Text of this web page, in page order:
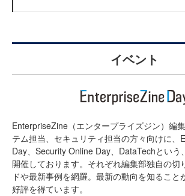
イベント
EnterpriseZine（エンタープライズジン）編
テム担当、セキュリティ担当の方々向けに、
Day、Security Online Day、DataTechという
開催しております。それぞれ編集部独自の切
ドや最新事例を網羅。最新の動向を知ること
好評を得ています。